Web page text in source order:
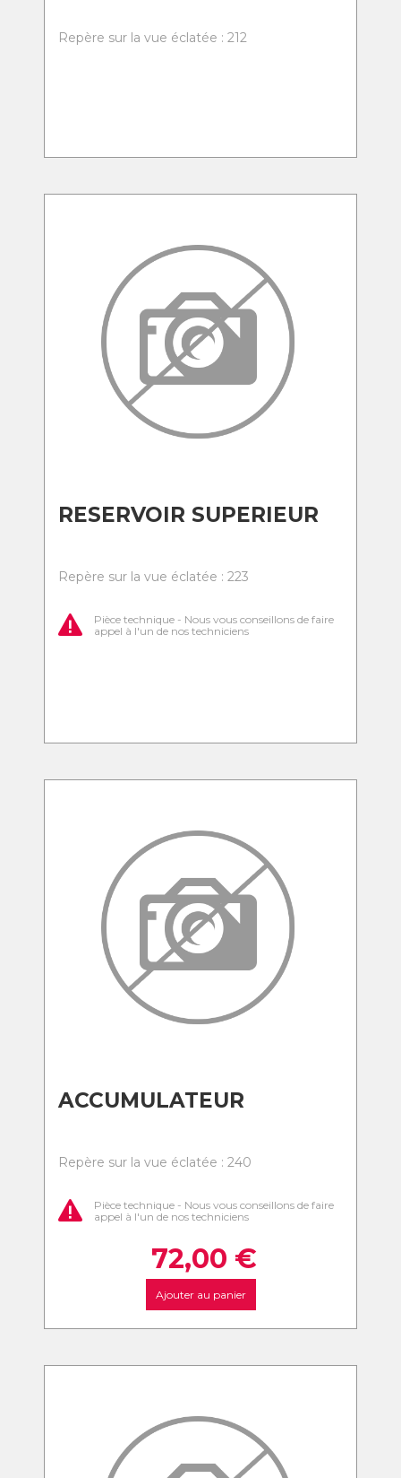
Repère sur la vue éclatée : 212
RESERVOIR SUPERIEUR
Repère sur la vue éclatée : 223
Pièce technique - Nous vous conseillons de faire
appel à l'un de nos techniciens
ACCUMULATEUR
Repère sur la vue éclatée : 240
Pièce technique - Nous vous conseillons de faire
appel à l'un de nos techniciens
72,00 €
Ajouter au panier